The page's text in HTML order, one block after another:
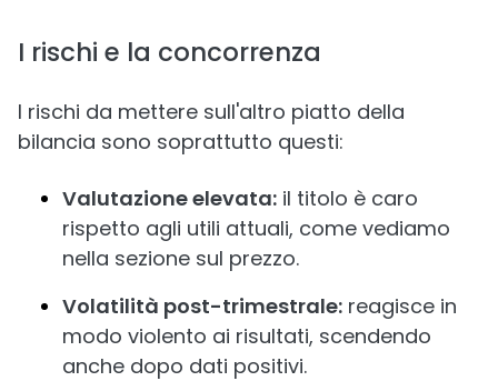
I rischi e la concorrenza
I rischi da mettere sull'altro piatto della
bilancia sono soprattutto questi:
Valutazione elevata: il titolo è caro
rispetto agli utili attuali, come vediamo
nella sezione sul prezzo.
Volatilità post-trimestrale: reagisce in
modo violento ai risultati, scendendo
anche dopo dati positivi.